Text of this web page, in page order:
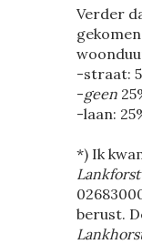
Verder
-straat:
-geen
-laan:
*) Ik
Lankforst
berust.